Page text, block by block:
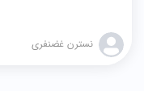
نسترن غضنفری